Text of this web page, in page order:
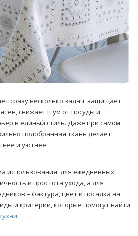
сразу несколько задач: защищает
снижает шум от посуды и
в единый стиль. Даже при самом
подобранная ткань делает
и уютнее.
использования: для ежедневных
и простота ухода, а для
– фактура, цвет и посадка на
и критерии, которые помогут найти
.